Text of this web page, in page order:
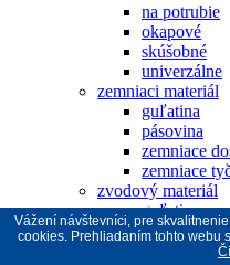
Vážení návštevníci, pre
cookies. Prehliadaním tohto webu
na potrubie
okapové
skúšobné
univerzálne
zemniaci materiál
guľatina
pásovina
zemniace
zemniace
zvodový materiál
guľatina
lano
ochranné